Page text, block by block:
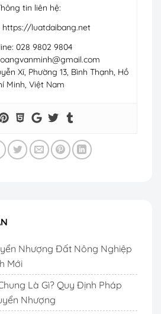
tin liên hệ:
https://luatdaibang.net
028 9802 9804
Xí, Phường 13, Bình Thạnh, Hồ
Minh, Việt Nam
Nhượng Đất Nông Nghiệp
Mới
Là Gì? Quy Định Pháp
Nhượng